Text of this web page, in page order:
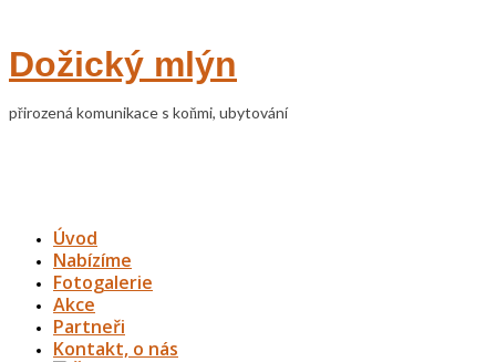
Dožický mlýn
přirozená komunikace s koňmi, ubytování
Úvod
Nabízíme
Fotogalerie
Akce
Partneři
Kontakt, o nás